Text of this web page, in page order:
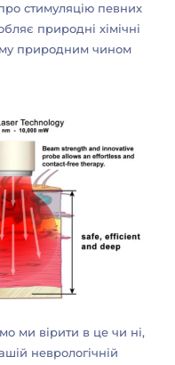
стимуляцію певних
природні хімічні
природним чином
ми вірити в це чи ні,
неврологічній